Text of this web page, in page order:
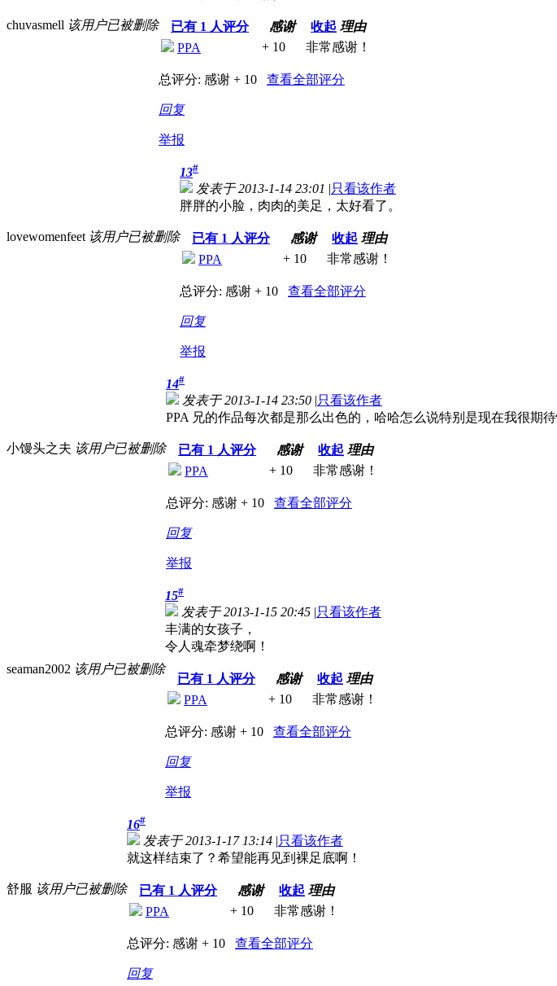
chuvasmell 该用户已被删除 已有 1 人评分 感谢 收起 理由
PPA
+ 10 非常感谢！
总评分: 感谢 + 10 查看全部评分
回复
举报
lovewomenfeet 该用户已被删除
13#
发表于 2013-1-14 23:01 |只看该作者
胖胖的小脸，肉肉的美足，太好看了。
已有 1 人评分 感谢 收起 理由
PPA
+ 10 非常感谢！
总评分: 感谢 + 10 查看全部评分
回复
举报
小馒头之夫 该用户已被删除
14#
发表于 2013-1-14 23:50 |只看该作者
PPA 兄的作品每次都是那么出色的，哈哈怎么说特别是现在我很期
已有 1 人评分 感谢 收起 理由
PPA
+ 10 非常感谢！
总评分: 感谢 + 10 查看全部评分
回复
举报
seaman2002 该用户已被删除
15#
发表于 2013-1-15 20:45 |只看该作者
丰满的女孩子，
令人魂牵梦绕啊！
已有 1 人评分 感谢 收起 理由
PPA
+ 10 非常感谢！
总评分: 感谢 + 10 查看全部评分
回复
举报
舒服 该用户已被删除
16#
发表于 2013-1-17 13:14 |只看该作者
就这样结束了？希望能再见到裸足底啊！
已有 1 人评分 感谢 收起 理由
PPA
+ 10 非常感谢！
总评分: 感谢 + 10 查看全部评分
回复